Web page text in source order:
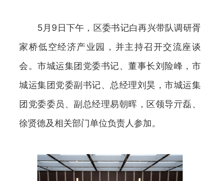
5月9日下午，区委书记白再兴带队调研胥
家桥低空经济产业园，并主持召开交流座谈
会。市城运集团党委书记、董事长刘险峰，市
城运集团党委副书记、总经理刘昊，市城运集
团党委委员、副总经理易朝晖，区领导亓磊、
徐贤德及相关部门单位负责人参加。